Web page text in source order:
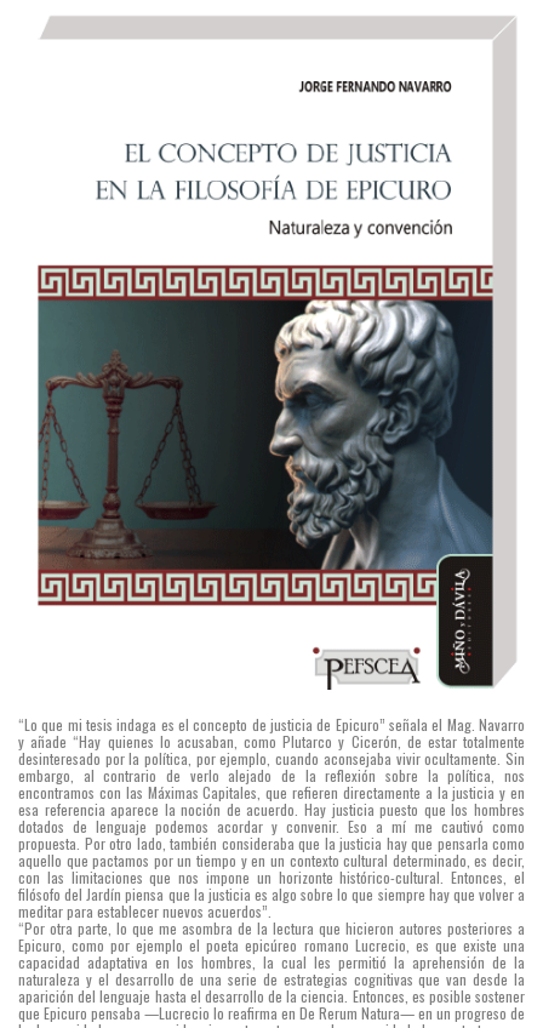
“Lo que mi tesis indaga es el concepto de justicia de Epicuro” señala el Mag. Navarro
y añade “Hay quienes lo acusaban, como Plutarco y Cicerón, de estar totalmente
desinteresado por la política, por ejemplo, cuando aconsejaba vivir ocultamente. Sin
embargo, al contrario de verlo alejado de la reflexión sobre la política, nos
encontramos con las Máximas Capitales, que refieren directamente a la justicia y en
esa referencia aparece la noción de acuerdo. Hay justicia puesto que los hombres
dotados de lenguaje podemos acordar y convenir. Eso a mí me cautivó como
propuesta. Por otro lado, también consideraba que la justicia hay que pensarla como
aquello que pactamos por un tiempo y en un contexto cultural determinado, es decir,
con las limitaciones que nos impone un horizonte histórico-cultural. Entonces, el
filósofo del Jardín piensa que la justicia es algo sobre lo que siempre hay que volver a
meditar para establecer nuevos acuerdos”.
“Por otra parte, lo que me asombra de la lectura que hicieron autores posteriores a
Epicuro, como por ejemplo el poeta epicúreo romano Lucrecio, es que existe una
capacidad adaptativa en los hombres, la cual les permitió la aprehensión de la
naturaleza y el desarrollo de una serie de estrategias cognitivas que van desde la
aparición del lenguaje hasta el desarrollo de la ciencia. Entonces, es posible sostener
que Epicuro pensaba —Lucrecio lo reafirma en De Rerum Natura— en un progreso de